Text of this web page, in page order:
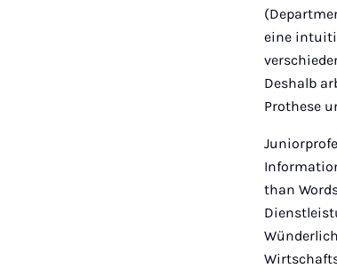
eine
Deshalb
Prothese
than